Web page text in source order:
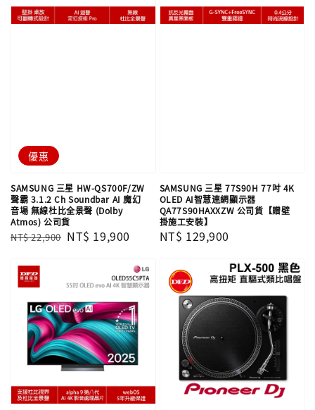
優惠
SAMSUNG 三星 HW-QS700F/ZW
聲霸 3.1.2 Ch Soundbar AI 魔幻
音場 無線杜比全景聲 (Dolby
Atmos) 公司貨
Regular
NT$ 22,900 Sale
NT$ 19,900
SAMSUNG 三星 77S90H 77吋 4K
OLED AI智慧連網顯示器
QA77S90HAXXZW 公司貨【贈壁
掛施工安裝】
Regular
NT$ 129,900